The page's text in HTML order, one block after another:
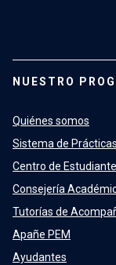
NUESTRO
Quiénes somos
Sistema de Prácticas
Centro de
Consejería
Tutorías de
Apañe PEM
Ayudantes